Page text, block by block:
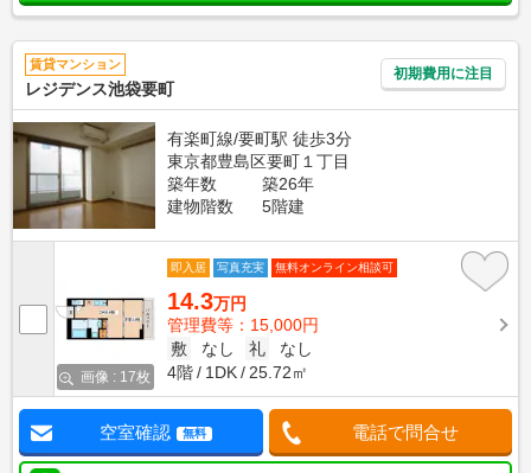
賃貸マンション
レジデンス池袋要町
初期費用に注目
有楽町線/要町駅 徒歩3分
東京都豊島区要町１丁目
築年数
築26年
建物階数
5階建
画像 : 17枚
即入居 写真充実 無料オンライン相談可
14.3万円
管理費等：15,000円
敷
なし 礼
なし
4階
1DK 25.72㎡
空室確認 無料 電話で問合せ